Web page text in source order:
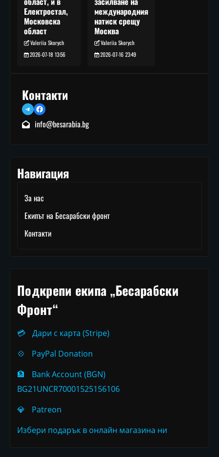
Електростал,
Московска
област
Valeriia Skorych
2026-07-18 13:56
международния
натиск срещу
Москва
Valeriia Skorych
2026-07-16 23:49
Контакти
TelegramFacebook
info@besarabia.bg
Навигация
За нас
Екипът на Бесарабски фронт
Контакти
Подкрепи екипа „Бесарабски
Фронт“
💳
Дари с карта (Stripe)
💠
PayPal Donation
🏦
Bank Account (BGN)
BG21UNCR70001525156106
💎
Patreon
Избери подарък в онлайн магазина ни